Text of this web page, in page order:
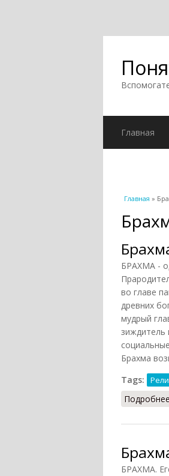
Главная
Вы здесь
Главная »
БРАХМА -
во главе
древних
мудрый
зиждитель
Брахма
Tags:
БРАХМА.